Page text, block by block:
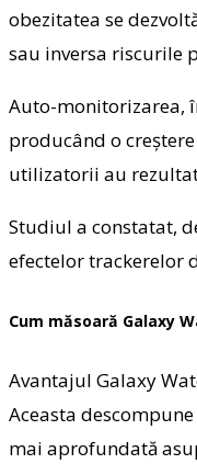
obezitatea se
sau inversa riscurile
Auto-monitorizarea,
producând o
utilizatorii au
Studiul a constatat,
efectelor trackerelor
Cum măsoară Galaxy
Avantajul Galaxy
Aceasta
mai aprofundată